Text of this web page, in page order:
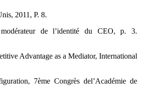
‏ ‏P.Abetti &N.Ben Rayana &J. Durgee &M. El abassi &I. Hassan, Entrepreneuriat et innovation dans ‎les pays du Maghreb, Le Département du Commerce des Etats-Unis, 2011,‎‏ ‏P. 8.‎
de l’identité du CEO, p. 3.
Advantage as a Mediator, ‎International
7ème Congrès del’Académie de